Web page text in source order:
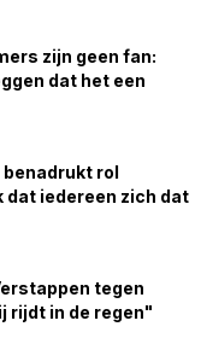
zijn geen fan:
dat het een
benadrukt rol
dat iedereen zich dat
tegen
rijdt in de regen"